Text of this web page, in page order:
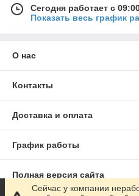
Сегодня работает с
Показать весь график
О нас
Контакты
Доставка и оплата
График работы
Полная версия сайта
Сейчас у компании